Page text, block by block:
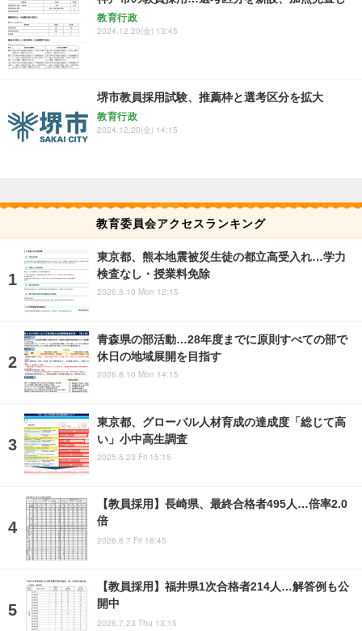
教育行政
2024.12.20(金) 13:45
堺市教員採用試験、推薦枠と選考区分を拡大
教育行政
2024.12.20(金) 14:15
教育委員会アクセスランキング
東京都、熊本地震被災生徒の都立高受入れ…学力
検査なし・授業料免除
2026.8.10 Mon 12:15
青森県の部活動…28年度までに原則すべての部で
休日の地域展開を目指す
2026.8.10 Mon 14:15
東京都、グローバル人材育成の達成度「総じて高
い」小中高生調査
2025.5.23 Fri 15:15
【教員採用】長崎県、最終合格者495人…倍率2.0
倍
2026.8.7 Fri 18:45
【教員採用】福井県1次合格者214人…解答例も公
開中
2026.7.23 Thu 13:15